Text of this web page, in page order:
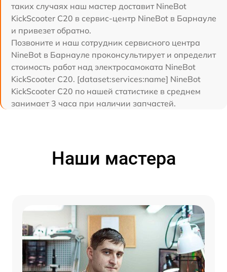
таких случаях наш мастер доставит NineBot
KickScooter C20 в сервис-центр NineBot в Барнауле
и привезет обратно.
Позвоните и наш сотрудник сервисного центра
NineBot в Барнауле проконсультирует и определит
стоимость работ над электросамоката NineBot
KickScooter C20. [dataset:services:name] NineBot
KickScooter C20 по нашей статистике в среднем
занимает 3 часа при наличии запчастей.
Наши мастера